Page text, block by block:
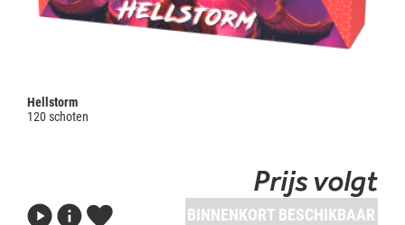
Hellstorm
120 schoten
Prijs volgt
BINNENKORT BESCHIKBAAR